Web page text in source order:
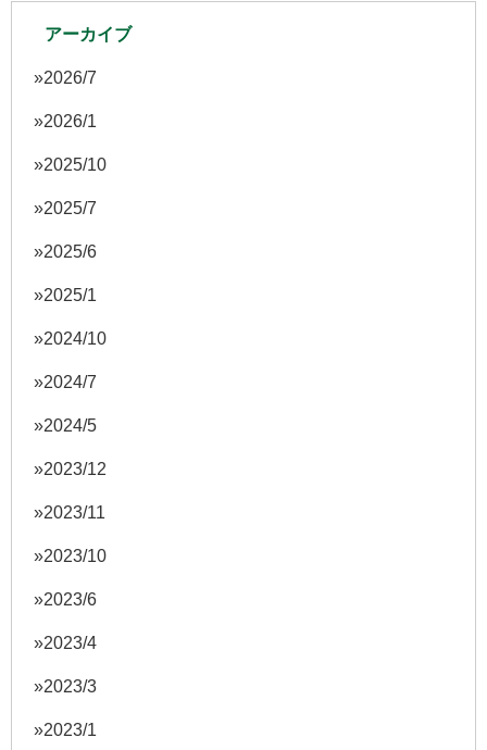
アーカイブ
2026/7
2026/1
2025/10
2025/7
2025/6
2025/1
2024/10
2024/7
2024/5
2023/12
2023/11
2023/10
2023/6
2023/4
2023/3
2023/1